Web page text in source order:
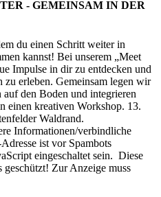
- GEMEINSAM IN DER
du einen Schritt weiter in
kannst! Bei unserem „Meet
Impulse in dir zu entdecken und
zu erleben. Gemeinsam legen wir
den Boden und integrieren
einen kreativen Workshop. 13.
Waldrand.
Informationen/verbindliche
ist vor Spambots
eingeschaltet sein. Diese
Zur Anzeige muss